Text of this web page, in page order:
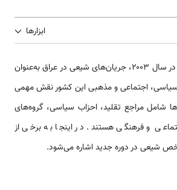
ابزارها
پس از سقوط رژیم بعث در سال ۲۰۰۳، جریان‌های شیعی در عراق به‌عنوان
سیاسی، اجتماعی و مذهبی این کشور نقش مهمی
شامل مراجع تقلید، احزاب سیاسی، گروه‌های
و فرهنگی هستند. در اینجا به برخی از
شیعی در دوره جدید اشاره می‌شود.